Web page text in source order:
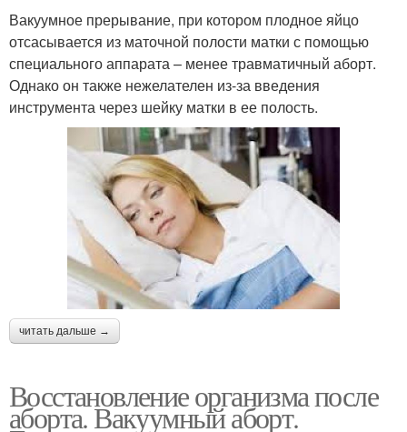
Вакуумное прерывание, при котором плодное яйцо
отсасывается из маточной полости матки с помощью
специального аппарата – менее травматичный аборт.
Однако он также нежелателен из-за введения
инструмента через шейку матки в ее полость.
читать дальше →
Восстановление организма после
аборта. Вакуумный аборт.